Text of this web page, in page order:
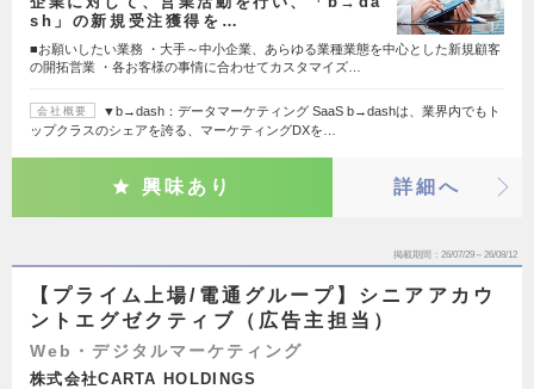
sh」の新規受注獲得を…
■お願いしたい業務 ・大手～中小企業、あらゆる業種業態を中心とした新規顧客
の開拓営業 ・各お客様の事情に合わせてカスタマイズ…
会社概要
▼b→dash：データマーケティング SaaS b→dashは、業界内でもト
ップクラスのシェアを誇る、マーケティングDXを…
興味あり 詳細へ
掲載期間 26/07/29～26/08/12
【プライム上場/電通グループ】シニアアカウ
ントエグゼクティブ（広告主担当）
Web・デジタルマーケティング
株式会社CARTA HOLDINGS